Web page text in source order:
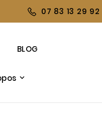
07 83 13 29 92
BLOG